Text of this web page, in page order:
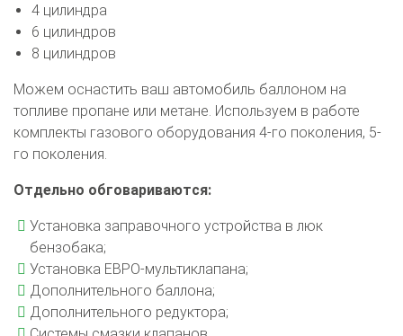
4 цилиндра
6 цилиндров
8 цилиндров
Можем оснастить ваш автомобиль баллоном на
топливе пропане или метане. Используем в работе
комплекты газового оборудования 4-го поколения, 5-
го поколения.
Отдельно обговариваются:
Установка заправочного устройства в люк
бензобака;
Установка ЕВРО-мультиклапана;
Дополнительного баллона;
Дополнительного редуктора;